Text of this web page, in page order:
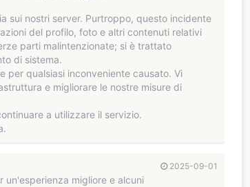
sui nostri server. Purtroppo, questo incidente
del profilo, foto e altri contenuti relativi
parti malintenzionate; si è trattato
di sistema.
per qualsiasi inconveniente causato. Vi
e migliorare le nostre misure di
a utilizzare il servizio.
2025-09-01
migliore e alcuni